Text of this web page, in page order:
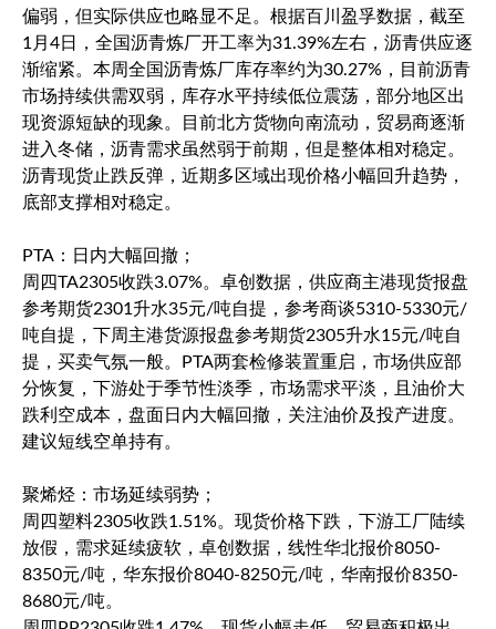
偏弱，但实际供应也略显不足。根据百川盈孚数据，截至
1月4日，全国沥青炼厂开工率为31.39%左右，沥青供应逐
渐缩紧。本周全国沥青炼厂库存率约为30.27%，目前沥青
市场持续供需双弱，库存水平持续低位震荡，部分地区出
现资源短缺的现象。目前北方货物向南流动，贸易商逐渐
进入冬储，沥青需求虽然弱于前期，但是整体相对稳定。
沥青现货止跌反弹，近期多区域出现价格小幅回升趋势，
底部支撑相对稳定。
PTA：日内大幅回撤；
周四TA2305收跌3.07%。卓创数据，供应商主港现货报盘
参考期货2301升水35元/吨自提，参考商谈5310-5330元/
吨自提，下周主港货源报盘参考期货2305升水15元/吨自
提，买卖气氛一般。PTA两套检修装置重启，市场供应部
分恢复，下游处于季节性淡季，市场需求平淡，且油价大
跌利空成本，盘面日内大幅回撤，关注油价及投产进度。
建议短线空单持有。
聚烯烃：市场延续弱势；
周四塑料2305收跌1.51%。现货价格下跌，下游工厂陆续
放假，需求延续疲软，卓创数据，线性华北报价8050-
8350元/吨，华东报价8040-8250元/吨，华南报价8350-
8680元/吨。